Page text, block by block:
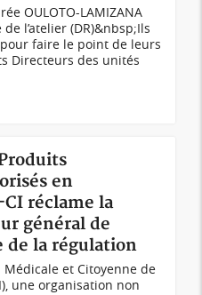
OULOTO-LAMIZANA
l’atelier (DR)&nbsp;Ils
faire le point de leurs
Directeurs des unités
en
réclame la
général de
de la régulation
et Citoyenne de
une organisation non